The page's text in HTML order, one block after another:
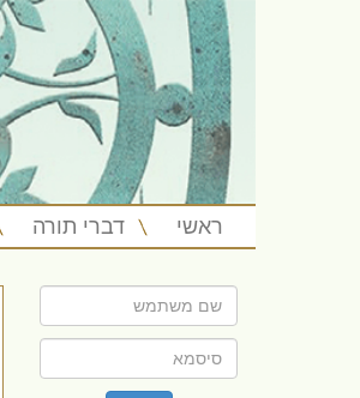
ראשי דברי תורה